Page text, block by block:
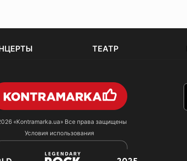
ТЕАТР
«Kontramarka.ua»Все права защищены
Условия использования